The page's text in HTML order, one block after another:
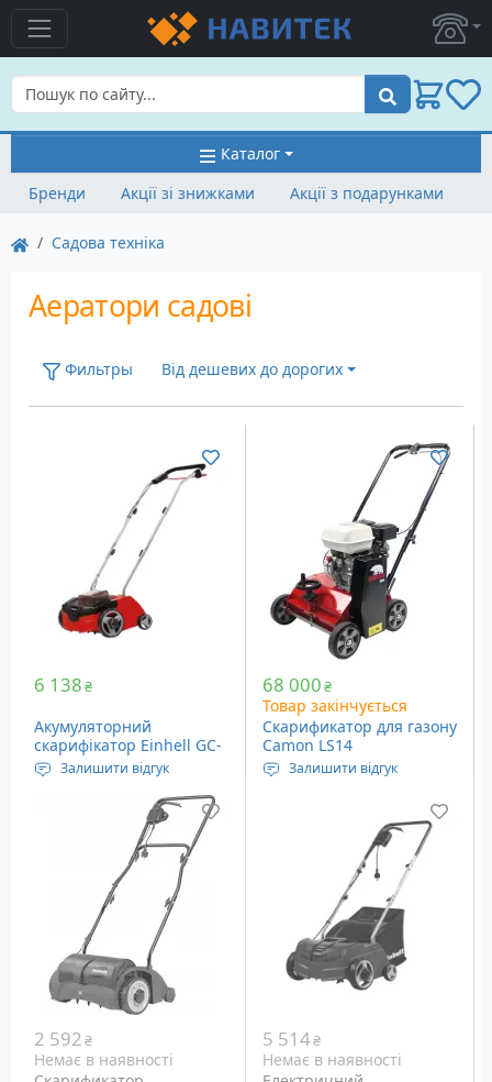
Пошук
Каталог
Бренди
Акції зі знижками Акції з подарунками
Садова техніка
Аератори садові
Фильтры Від дешевих до дорогих
6 138₴
Акумуляторний
скарифікатор Einhell GC-
SC 36/31 Li - Solo
Залишити відгук
Ширина обробки: 31 см
Глибина обробки: від -3
Вага: 10 кг
68 000₴
Товар закінчується
Скарификатор для газону
Camon LS14
Залишити відгук
Двигун: Honda GP160
Ширина захвату: 42 см
2 592₴
Немає в наявності
5 514₴
Немає в наявності